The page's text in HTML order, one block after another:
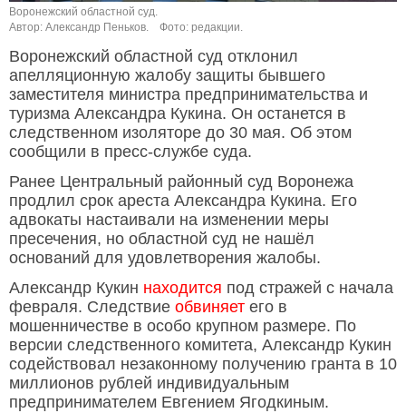
Воронежский областной суд.
Автор: Александр Пеньков.
Фото: редакции.
Воронежский областной суд отклонил
апелляционную жалобу защиты бывшего
заместителя министра предпринимательства и
туризма Александра Кукина. Он останется в
следственном изоляторе до 30 мая. Об этом
сообщили в пресс-службе суда.
Ранее Центральный районный суд Воронежа
продлил срок ареста Александра Кукина. Его
адвокаты настаивали на изменении меры
пресечения, но областной суд не нашёл
оснований для удовлетворения жалобы.
Александр Кукин находится под стражей с начала
февраля. Следствие обвиняет его в
мошенничестве в особо крупном размере. По
версии следственного комитета, Александр Кукин
содействовал незаконному получению гранта в 10
миллионов рублей индивидуальным
предпринимателем Евгением Ягодкиным.